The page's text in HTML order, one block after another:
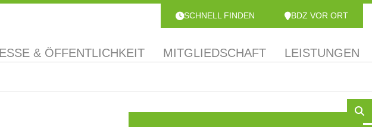
SCHNELL FINDEN BDZ VOR ORT
& ÖFFENTLICHKEIT MITGLIEDSCHAFT LEISTUNGEN